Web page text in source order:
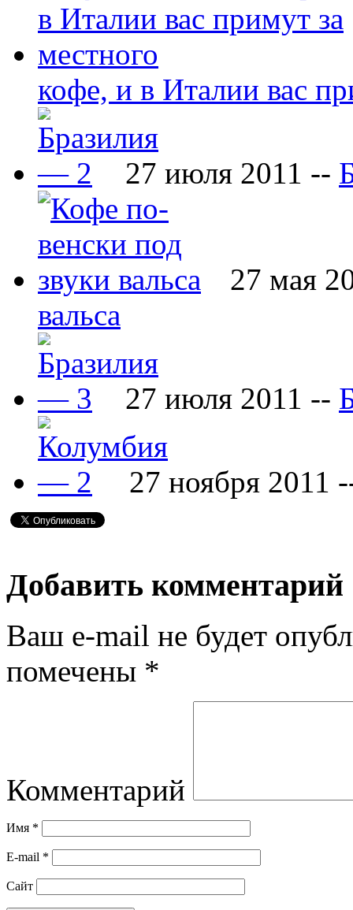
кофе, и в Италии вас
27 июля 2011 --
27 мая
вальса
27 июля 2011 --
27 ноября 2011
Добавить комментарий
Ваш e-mail не будет
помечены *
Комментарий
Имя *
E-mail *
Сайт